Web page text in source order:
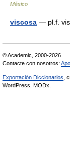
México
viscosa — pl.f.
© Academic, 2000-2026
Contacte con nosotros:
Exportación Diccionarios ,
WordPress, MODx.